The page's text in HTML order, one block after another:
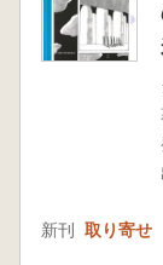
新刊 取り寄せ